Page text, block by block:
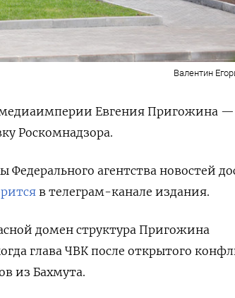
Валентин
Евгения Пригожина —
Роскомнадзора.
агентства новостей
в телеграм-канале издания.
домен структура Пригожина
глава ЧВК после открытого
из Бахмута.